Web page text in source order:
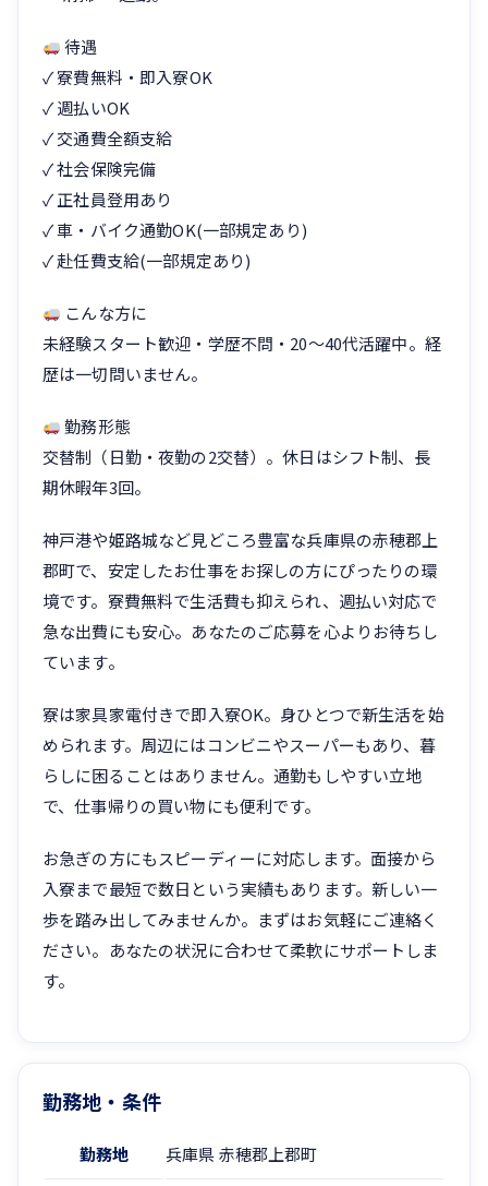
待遇
✓ 寮費無料・即入寮OK
✓ 週払いOK
✓ 交通費全額支給
✓ 社会保険完備
✓ 正社員登用あり
✓ 車・バイク通勤OK(一部規定あり)
✓ 赴任費支給(一部規定あり)
こんな方に
未経験スタート歓迎・学歴不問・20〜40代活躍中。経
歴は一切問いません。
勤務形態
交替制（日勤・夜勤の2交替）。休日はシフト制、長
期休暇年3回。
神戸港や姫路城など見どころ豊富な兵庫県の赤穂郡上
郡町で、安定したお仕事をお探しの方にぴったりの環
境です。寮費無料で生活費も抑えられ、週払い対応で
急な出費にも安心。あなたのご応募を心よりお待ちし
ています。
寮は家具家電付きで即入寮OK。身ひとつで新生活を始
められます。周辺にはコンビニやスーパーもあり、暮
らしに困ることはありません。通勤もしやすい立地
で、仕事帰りの買い物にも便利です。
お急ぎの方にもスピーディーに対応します。面接から
入寮まで最短で数日という実績もあります。新しい一
歩を踏み出してみませんか。まずはお気軽にご連絡く
ださい。あなたの状況に合わせて柔軟にサポートしま
す。
勤務地・条件
勤務地 兵庫県 赤穂郡上郡町